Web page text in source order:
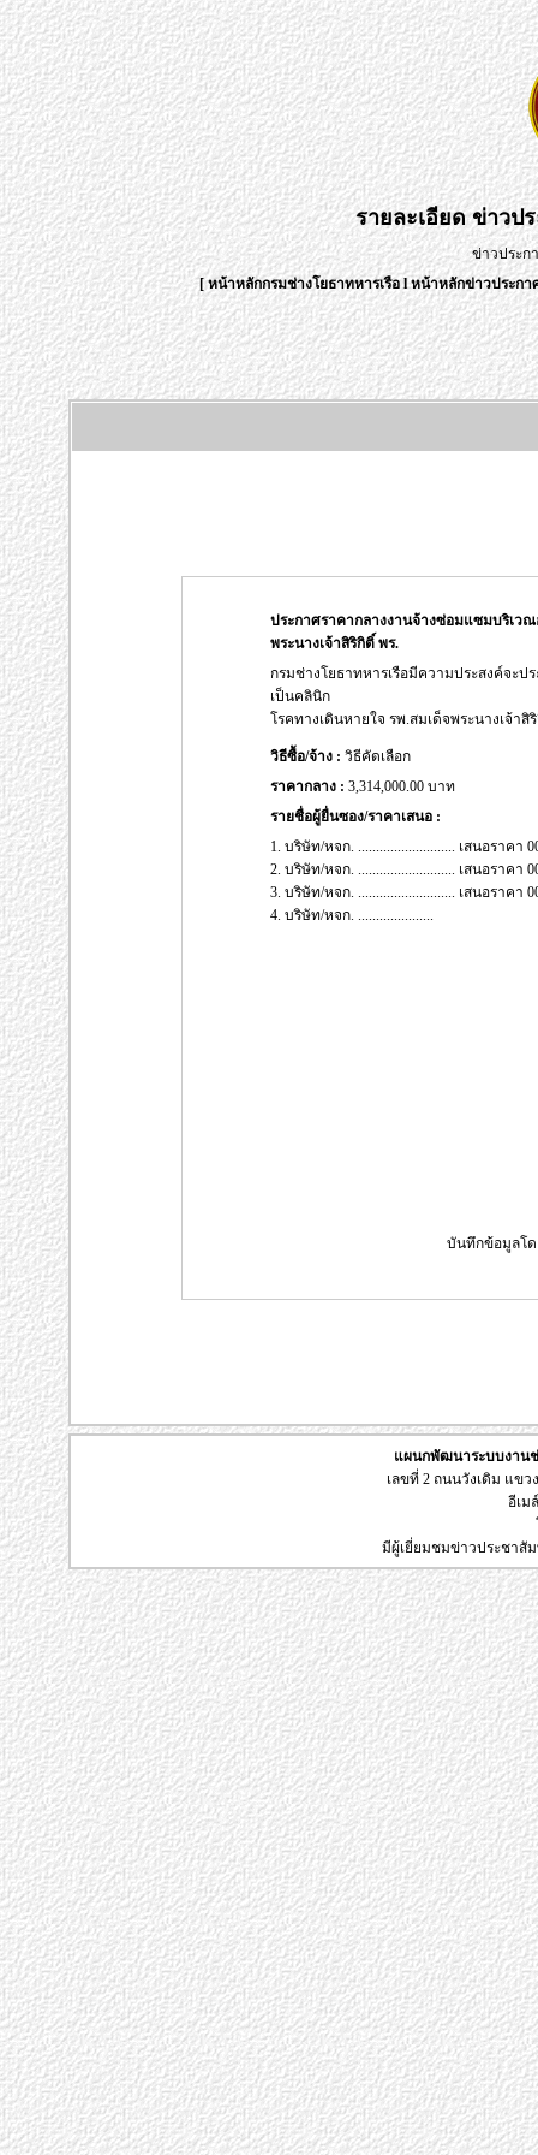
รายละเอียดข่าวป
ข่าวประก
[หน้าหลักกรมช่างโยธาทหารเรือlหน้าหลักข่าวประกา
ประกาศราคากลางงานจ้างซ่อมแซมบริเว
พระนางเจ้าสิริกิติ์ พร.
กรมช่างโยธาทหารเรือมีความประสงค์จะ
เป็นคลินิก
โรคทางเดินหายใจ รพ.สมเด็จพระนางเจ้าสิ
วิธีซื้อ/จ้าง : วิธีคัดเลือก
ราคากลาง : 3,314,000.00 บาท
รายชื่อผู้ยื่นซอง/ราคาเสนอ :
1. บริษัท/หจก. ........................... เสนอราคา
2. บริษัท/หจก. ........................... เสนอราคา
3. บริษัท/หจก. ........................... เสนอราคา
4. บริษัท/หจก. .....................
บันทึกข้อมูลโด
แผนกพัฒนาระบบงานช่
เลขที่ 2 ถนนวังเดิม แขว
อีเม
มีผู้เยี่ยมชมข่าวประชา